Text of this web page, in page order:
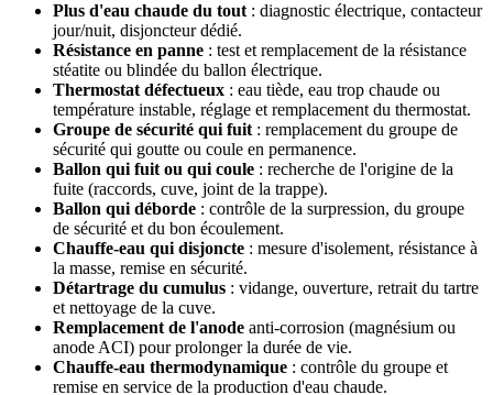
Plus d'eau chaude du tout : diagnostic électrique, contacteur
jour/nuit, disjoncteur dédié.
Résistance en panne : test et remplacement de la résistance
stéatite ou blindée du ballon électrique.
Thermostat défectueux : eau tiède, eau trop chaude ou
température instable, réglage et remplacement du thermostat.
Groupe de sécurité qui fuit : remplacement du groupe de
sécurité qui goutte ou coule en permanence.
Ballon qui fuit ou qui coule : recherche de l'origine de la
fuite (raccords, cuve, joint de la trappe).
Ballon qui déborde : contrôle de la surpression, du groupe
de sécurité et du bon écoulement.
Chauffe-eau qui disjoncte : mesure d'isolement, résistance à
la masse, remise en sécurité.
Détartrage du cumulus : vidange, ouverture, retrait du tartre
et nettoyage de la cuve.
Remplacement de l'anode anti-corrosion (magnésium ou
anode ACI) pour prolonger la durée de vie.
Chauffe-eau thermodynamique : contrôle du groupe et
remise en service de la production d'eau chaude.